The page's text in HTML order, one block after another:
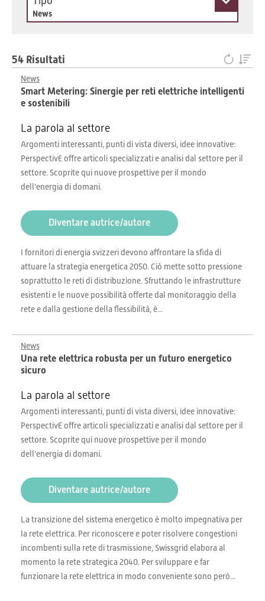
News
54 Risultati
News
Smart Metering: Sinergie per reti elettriche intelligenti
e sostenibili
La parola al settore
Argomenti interessanti, punti di vista diversi, idee innovative:
PerspectivE offre articoli specializzati e analisi dal settore per il
settore. Scoprite qui nuove prospettive per il mondo
dell’energia di domani.
Diventare autrice/autore
I fornitori di energia svizzeri devono affrontare la sfida di
attuare la strategia energetica 2050. Ciò mette sotto pressione
soprattutto le reti di distribuzione. Sfruttando le infrastrutture
esistenti e le nuove possibilità offerte dal monitoraggio della
rete e dalla gestione della flessibilità, è...
News
Una rete elettrica robusta per un futuro energetico
sicuro
La parola al settore
Argomenti interessanti, punti di vista diversi, idee innovative:
PerspectivE offre articoli specializzati e analisi dal settore per il
settore. Scoprite qui nuove prospettive per il mondo
dell’energia di domani.
Diventare autrice/autore
La transizione del sistema energetico è molto impegnativa per
la rete elettrica. Per riconoscere e poter risolvere congestioni
incombenti sulla rete di trasmissione, Swissgrid elabora al
momento la rete strategica 2040. Per sviluppare e far
funzionare la rete elettrica in modo conveniente sono però...